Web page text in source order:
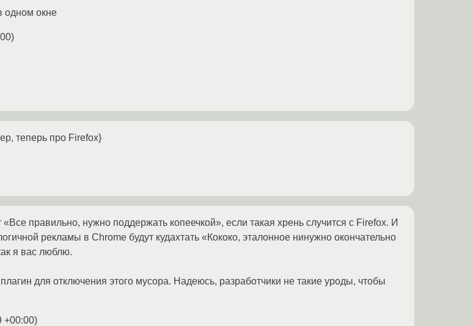
одном окне
)
теперь про Firefox}
правильно, нужно поддержать копеечкой», если такая хрень случится с Firefox. И
рекламы в Chrome будут кудахтать «Кококо, эталонное нинужно окончательно
я вас люблю.
для отключения этого мусора. Надеюсь, разработчики не такие уроды, чтобы
+00:00)